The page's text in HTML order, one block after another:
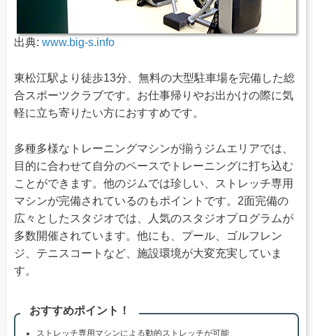
出典: www.big-s.info
東松江駅より徒歩13分、無料の大型駐車場を完備した総
合スポーツクラブです。お仕事帰りやお出かけの際に気
軽に立ち寄りたい方におすすめです。
多種多様なトレーニングマシンが揃うジムエリアでは、
目的に合わせて自分のペースでトレーニングに打ち込む
ことができます。他のジムでは珍しい、ストレッチ専用
マシンが完備されているのもポイントです。2面完備の
広々としたスタジオでは、人気のスタジオプログラムが
多数開催されています。他にも、プール、ゴルフレン
ジ、テニスコートなど、施設環境が大変充実していま
す。
おすすめポイント！
ストレッチ専用マシンによる動的ストレッチが可能